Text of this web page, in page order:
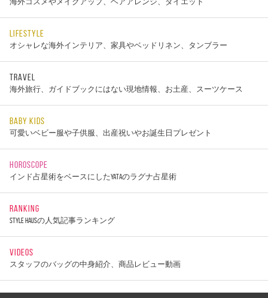
海外コスメやメイクアップ、ヘアアレンジ、ダイエット
LIFESTYLE
オシャレな海外インテリア、家具やベッドリネン、タンブラー
TRAVEL
海外旅行、ガイドブックにはない現地情報、お土産、スーツケース
BABY KIDS
可愛いベビー服や子供服、出産祝いやお誕生日プレゼント
HOROSCOPE
インド占星術をベースにしたYATAのラグナ占星術
RANKING
STYLE HAUSの人気記事ランキング
VIDEOS
スタッフのバッグの中身紹介、商品レビュー動画